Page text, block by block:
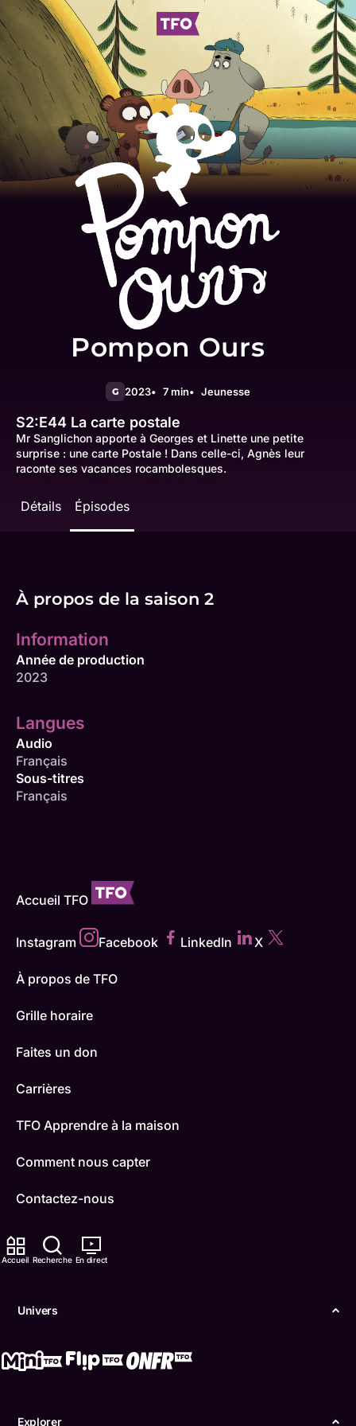
Accueil Recherche En direct
Univers
Explorer
Pompon Ours
G 2023 7 min Jeunesse
S2:E44 La carte postale
Mr Sanglichon apporte à Georges et Linette une petite
surprise : une carte Postale ! Dans celle-ci, Agnès leur
raconte ses vacances rocambolesques.
Détails Épisodes
À propos de la saison 2
Information
Année de production
2023
Langues
Audio
Français
Sous-titres
Français
Accueil TFO
Instagram Facebook LinkedIn X
À propos de TFO
Grille horaire
Faites un don
Carrières
TFO Apprendre à la maison
Comment nous capter
Contactez-nous
ONFR
Boukili
Confidentialité